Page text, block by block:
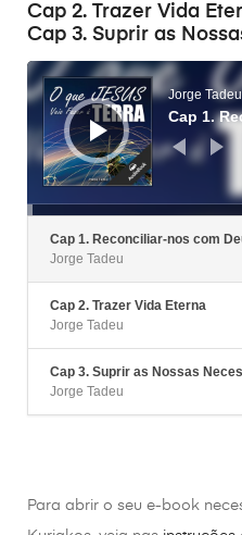
Cap 2. Trazer Vida
Cap 3. Suprir as
Tocador
de
áudio
Jorge Tadeu
Cap 1.
Cap 1. Reconciliar-nos com
Jorge Tadeu
Cap 2. Trazer Vida Eterna
Jorge Tadeu
Cap 3. Suprir as Nossas
Jorge Tadeu
Para abrir o seu e-book